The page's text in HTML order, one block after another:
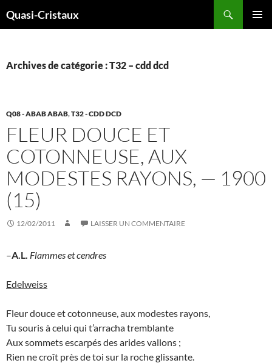
auQuasi-Cristaux
Archives de catégorie : T32 – cdd dcd
Q08 - ABAB ABAB,T32 - CDD DCD
FLEUR DOUCE ET
COTONNEUSE, AUX
MODESTES RAYONS, — 1900
(15)
12/02/2011 LAISSER UN COMMENTAIRE
–A.L. Flammes et cendres
Edelweiss
Fleur douce et cotonneuse, aux modestes rayons,
Tu souris à celui qui t’arracha tremblante
Aux sommets escarpés des arides vallons ;
Rien ne croît près de toi sur la roche glissante.